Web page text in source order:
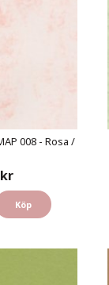
008 - Rosa /
Köp